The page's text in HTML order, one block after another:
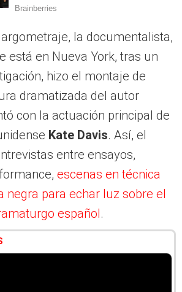
la documentalista,
está en Nueva York, tras un
hizo el montaje de
dramatizada del autor
con la actuación principal de
Kate Davis. Así, el
entre ensayos,
escenas en técnica
negra para echar luz sobre el
español.